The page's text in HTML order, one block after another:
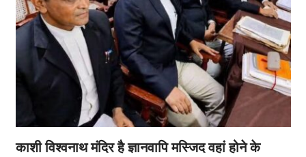
काशी विश्वनाथ मंदिर है ज्ञानवापि मस्जिद वहां होने के